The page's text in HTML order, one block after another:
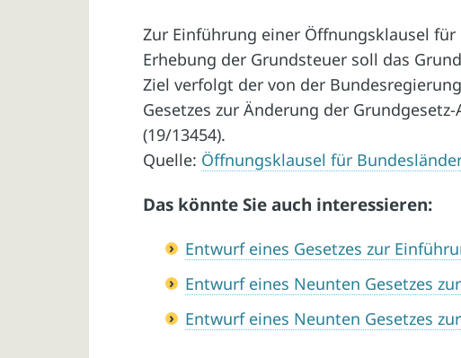
Zur Einführung einer Öffnungsklausel
Erhebung der Grundsteuer soll das
Ziel verfolgt der von der
Gesetzes zur Änderung der
(19/13454).
Quelle: Öffnungsklausel für
Das könnte Sie auch interessieren:
Entwurf eines Gesetzes zur
Entwurf eines Neunten Gesetzes
Entwurf eines Neunten Gesetzes